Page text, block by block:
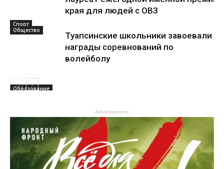
Спорт
Общество
края для людей с ОВЗ
Образование
Туапсинские школьники завоевали
награды соревнований по
волейболу
- Advertisement -